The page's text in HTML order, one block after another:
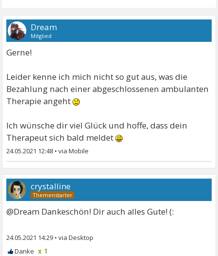
Dream
Mitglied
Gerne!
Leider kenne ich mich nicht so gut aus, was die
Bezahlung nach einer abgeschlossenen ambulanten
Therapie angeht
Ich wünsche dir viel Glück und hoffe, dass dein
Therapeut sich bald meldet
24.05.2021 12:48 •
crystalline
@Dream Dankeschön! Dir auch alles Gute! (:
24.05.2021 14:29 •
x 1